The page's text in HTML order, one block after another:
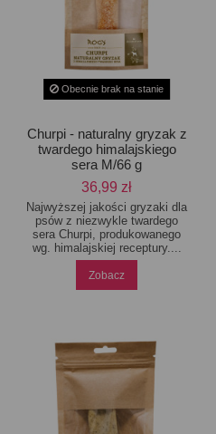
Obecnie brak na stanie
Churpi - naturalny gryzak z
twardego himalajskiego
sera M/66 g
36,99 zł
Najwyższej jakości gryzaki dla
psów z niezwykle twardego
sera Churpi, produkowanego
wg. himalajskiej receptury....
Zobacz